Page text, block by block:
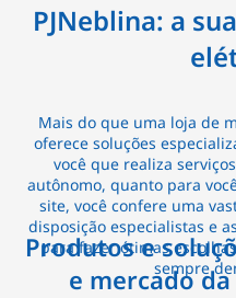
PJNeblina: a
Mais do que uma loja de
oferece soluções
você que realiza
autônomo, quanto para
site, você confere uma
disposição especialistas e
para fazer ótimas
sempre
Produtos e
e mercado